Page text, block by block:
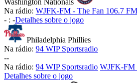
Washington Nationals
Na rádio: WJFK-FM - The Fan 106.7 FM
- : -Detalhes sobre o jogo
Philadelphia Phillies
Na rádio: 94 WIP Sportsradio
--
Na rádio: 94 WIP Sportsradio WJFK-FM
Detalhes sobre o jogo